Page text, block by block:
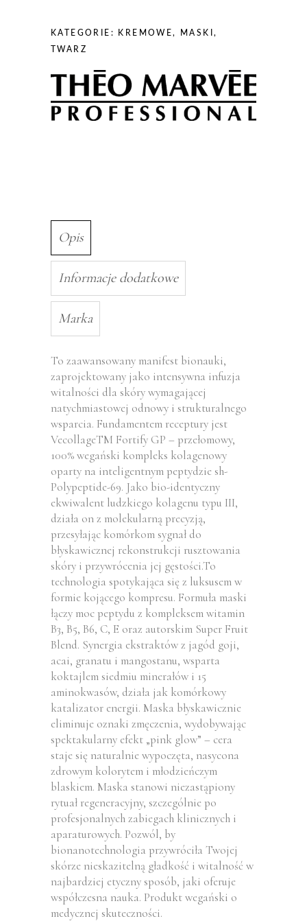
KATEGORIE: KREMOWE, MASKI,
TWARZ
Opis
Informacje dodatkowe
Marka
To zaawansowany manifest bionauki,
zaprojektowany jako intensywna infuzja
witalności dla skóry wymagającej
natychmiastowej odnowy i strukturalnego
wsparcia. Fundamentem receptury jest
VecollageTM Fortify GP – przełomowy,
100% wegański kompleks kolagenowy
oparty na inteligentnym peptydzie sh-
Polypeptide-69. Jako bio-identyczny
ekwiwalent ludzkiego kolagenu typu III,
działa on z molekularną precyzją,
przesyłając komórkom sygnał do
błyskawicznej rekonstrukcji rusztowania
skóry i przywrócenia jej gęstości.To
technologia spotykająca się z luksusem w
formie kojącego kompresu. Formuła maski
łączy moc peptydu z kompleksem witamin
B3, B5, B6, C, E oraz autorskim Super Fruit
Blend. Synergia ekstraktów z jagód goji,
acai, granatu i mangostanu, wsparta
koktajlem siedmiu minerałów i 15
aminokwasów, działa jak komórkowy
katalizator energii. Maska błyskawicznie
eliminuje oznaki zmęczenia, wydobywając
spektakularny efekt „pink glow” – cera
staje się naturalnie wypoczęta, nasycona
zdrowym kolorytem i młodzieńczym
blaskiem. Maska stanowi niezastąpiony
rytuał regeneracyjny, szczególnie po
profesjonalnych zabiegach klinicznych i
aparaturowych. Pozwól, by
bionanotechnologia przywróciła Twojej
skórze nieskazitelną gładkość i witalność w
najbardziej etyczny sposób, jaki oferuje
współczesna nauka. Produkt wegański o
medycznej skuteczności.